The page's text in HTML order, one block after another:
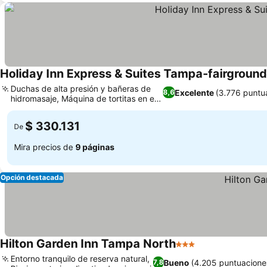
Holiday Inn Express & Suites Tampa-
8,6Excelente (3.776
Duchas de alta presión y bañeras de
hidromasaje, Máquina de tortitas en el
desayuno
De $ 330.131
Mira precios de 9 páginas
Opción destacada
Hilton Garden Inn Tampa North3 Estrellas
7,8Bueno (4.205
Entorno tranquilo de reserva natural,